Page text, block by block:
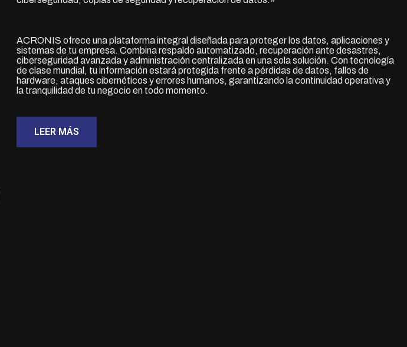
ACRONIS ofrece una plataforma integral diseñada para proteger los datos, aplicaciones y
sistemas de tu empresa. Combina respaldo automatizado, recuperación ante desastres,
ciberseguridad avanzada y administración centralizada en una sola solución. Con tecnología
de clase mundial, tu información estará protegida frente a pérdidas de datos, fallos de
hardware, ataques cibernéticos y errores humanos, garantizando la continuidad operativa y
la tranquilidad de tu negocio en todo momento.
LEER MÁS